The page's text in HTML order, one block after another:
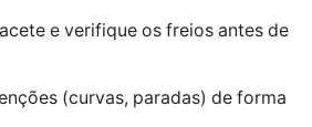
e verifique os freios antes de
(curvas, paradas) de forma